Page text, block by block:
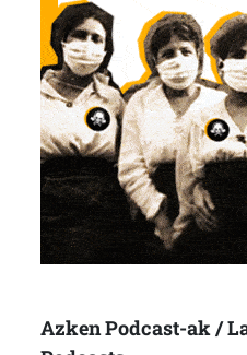
Azken Podcast-ak /